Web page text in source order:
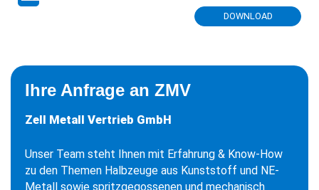
DOWNLOAD
Ihre Anfrage an ZMV
Zell Metall Vertrieb GmbH
Unser Team steht Ihnen mit Erfahrung & Know-How
zu den Themen Halbzeuge aus Kunststoff und NE-
Metall sowie spritzgegossenen und mechanisch